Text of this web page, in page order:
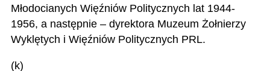
Młodocianych Więźniów Politycznych lat 1944-
1956, a następnie – dyrektora Muzeum Żołnierzy
Wyklętych i Więźniów Politycznych PRL.
(k)